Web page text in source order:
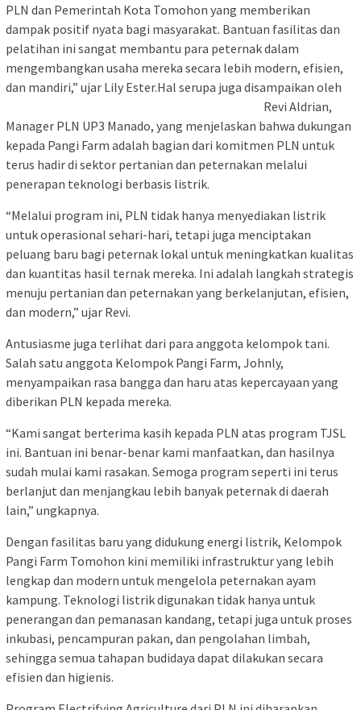
PLN dan Pemerintah Kota Tomohon yang memberikan
dampak positif nyata bagi masyarakat. Bantuan fasilitas dan
pelatihan ini sangat membantu para peternak dalam
mengembangkan usaha mereka secara lebih modern, efisien,
dan mandiri,” ujar Lily Ester.Hal serupa juga disampaikan oleh
Revi Aldrian,
Manager PLN UP3 Manado, yang menjelaskan bahwa dukungan
kepada Pangi Farm adalah bagian dari komitmen PLN untuk
terus hadir di sektor pertanian dan peternakan melalui
penerapan teknologi berbasis listrik.
“Melalui program ini, PLN tidak hanya menyediakan listrik
untuk operasional sehari-hari, tetapi juga menciptakan
peluang baru bagi peternak lokal untuk meningkatkan kualitas
dan kuantitas hasil ternak mereka. Ini adalah langkah strategis
menuju pertanian dan peternakan yang berkelanjutan, efisien,
dan modern,” ujar Revi.
Antusiasme juga terlihat dari para anggota kelompok tani.
Salah satu anggota Kelompok Pangi Farm, Johnly,
menyampaikan rasa bangga dan haru atas kepercayaan yang
diberikan PLN kepada mereka.
“Kami sangat berterima kasih kepada PLN atas program TJSL
ini. Bantuan ini benar-benar kami manfaatkan, dan hasilnya
sudah mulai kami rasakan. Semoga program seperti ini terus
berlanjut dan menjangkau lebih banyak peternak di daerah
lain,” ungkapnya.
Dengan fasilitas baru yang didukung energi listrik, Kelompok
Pangi Farm Tomohon kini memiliki infrastruktur yang lebih
lengkap dan modern untuk mengelola peternakan ayam
kampung. Teknologi listrik digunakan tidak hanya untuk
penerangan dan pemanasan kandang, tetapi juga untuk proses
inkubasi, pencampuran pakan, dan pengolahan limbah,
sehingga semua tahapan budidaya dapat dilakukan secara
efisien dan higienis.